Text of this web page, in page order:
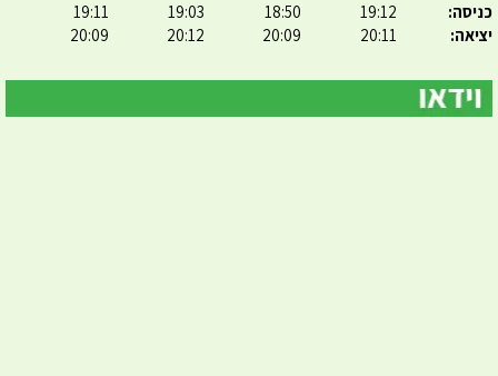
כניסה:
יציאה:
19:12
20:11
18:50
20:09
19:03
20:12
19:11
20:09